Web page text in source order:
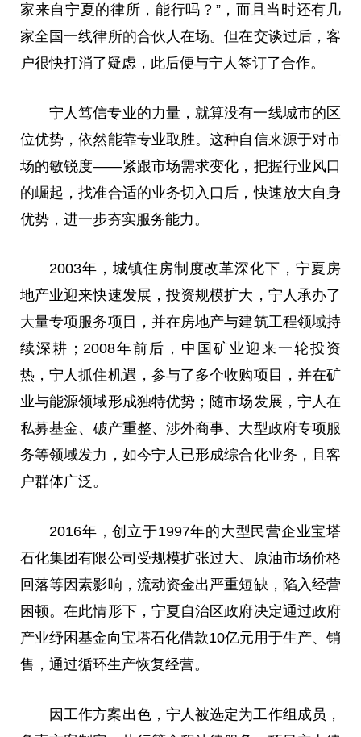
家来自宁夏的律所，能行吗？”，而且当时还有几
家全国一线律所的合伙人在场。但在交谈过后，客
户很快打消了疑虑，此后便与宁人签订了合作。
宁人笃信专业的力量，就算没有一线城市的区
位优势，依然能靠专业取胜。这种自信来源于对市
场的敏锐度——紧跟市场需求变化，把握行业风口
的崛起，找准合适的业务切入口后，快速放大自身
优势，进一步夯实服务能力。
2003年，城镇住房制度改革深化下，宁夏房
地产业迎来快速发展， 投资规模扩大，宁人承办了
大量专项服务项目，并在房地产与建筑工程领域持
续深耕；2008年前后，中国矿业迎来一轮投资
热，宁人抓住机遇，参与了多个收购项目，并在矿
业与能源领域形成独特优势；随市场发展，宁人在
私募基金、破产重整、涉外商事、大型政府专项服
务等领域发力，如今宁人已形成综合化业务，且客
户群体广泛。
2016年 ，创立于1997年的大型民营企业宝塔
石化集团有限公司受规模扩张过大、原油市场价格
回落等因素影响，流动资金出严重短缺，陷入经营
困顿。在此情形下，宁夏自治区政府决定通过政府
产业纾困基金向宝塔石化借款10亿元用于生产、销
售，通过循环生产恢复经营。
因工作方案出色，宁人被选定为工作组成员，